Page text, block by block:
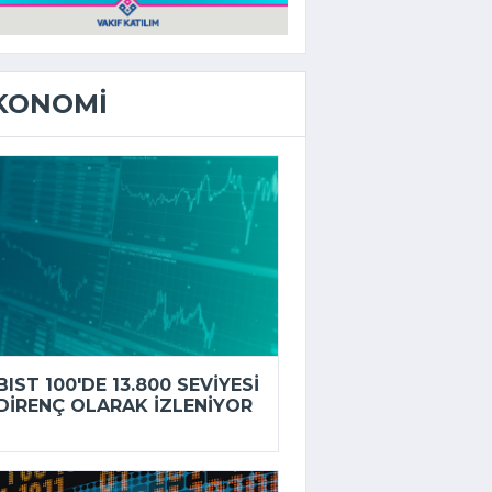
100'DE 13.800 SEVIYESI
OLARAK IZLENIYOR